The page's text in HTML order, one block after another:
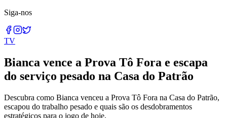
Siga-nos
TV
Bianca vence a Prova Tô Fora e escapa
do serviço pesado na Casa do Patrão
Descubra como Bianca venceu a Prova Tô Fora na Casa do Patrão,
escapou do trabalho pesado e quais são os desdobramentos
estratégicos para o jogo de hoje.